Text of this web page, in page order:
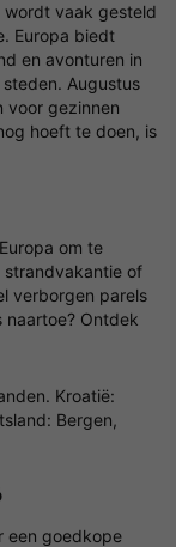
wordt vaak gesteld
Europa biedt
en avonturen in
Augustus
voor gezinnen
hoeft te doen, is
om te
strandvakantie of
verborgen parels
naartoe? Ontdek
Kroatië:
Bergen,
een goedkope